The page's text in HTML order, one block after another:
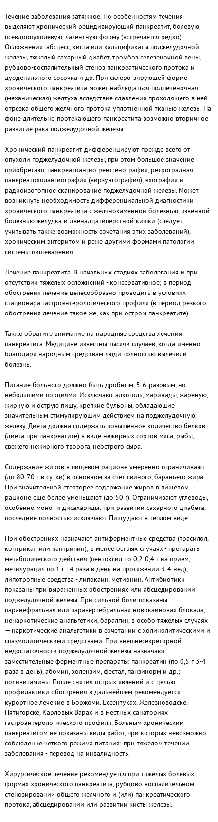
Течение заболевания затяжное. По особенностям течения
выделяют хронический рецидивирующий панкреатит, болевую,
псевдоопухолевую, латентную форму (встречается редко).
Осложнения: абсцесс, киста или кальцификаты поджелудочной
железы, тяжелый сахарный диабет, тромбоз селезеночной вены,
рубцово-воспалительный стеноз панкреатического протока и
дуоденального сосочка и др. При склеро-зирующей форме
хронического панкреатита может наблюдаться подпеченочная
(механическая) желтуха вследствие сдавления проходящего в ней
отрезка общего желчного протока уплотненной тканью железы. На
фоне длительно протекающего панкреатита возможно вторичное
развитие рака поджелудочной железы.
Хронический панкреатит дифференцируют прежде всего от
опухоли поджелудочной железы, при этом большое значение
приобретают панкреатоангио рентгенография, ретроградная
панкреатохолангиография (вирзунгография), эхография и
радиоизотопное сканирование поджелудочной железы. Может
возникнуть необходимость дифференциальной диагностики
хронического панкреатита с желчнокаменной болезнью, язвенной
болезнью желудка и двенадцатиперстной кишки (следует
учитывать также возможность сочетания этих заболеваний),
хроническим энтеритом и реже другими формами патологии
системы пищеварения.
Лечение панкреатита. В начальных стадиях заболевания и при
отсутствии тяжелых осложнений - консервативное; в период
обострения лечение целесообразно проводить в условиях
стационара гастроэнтерологического профиля (в период резкого
обострения лечение такое же, как при остром панкреатите).
Также обратите внимание на народные средства лечения
панкреатита. Медицине известны тысячи случаев, когда именно
благодаря народным средствам люди полностью вылечили
болезнь.
Питание больного должно быть дробным, 5-6-разовым, но
небольшими порциями. Исключают алкоголь, маринады, жареную,
жирную и острую пищу, крепкие бульоны, обладающие
значительным стимулирующим действием на поджелудочную
железу. Диета должна содержать повышенное количество белков
(диета при панкреатите) в виде нежирных сортов мяса, рыбы,
свежего нежирного творога, неострого сыра.
Содержание жиров в пищевом рационе умеренно ограничивают
(до 80-70 г в сутки) в основном за счет свиного, бараньего жира.
При значительной стеаторее содержание жиров в пищевом
рационе еще более уменьшают (до 50 г). Ограничивают углеводы,
особенно моно- и дисахариды; при развитии сахарного диабета,
последние полностью исключают. Пищу дают в теплом виде.
При обострениях назначают антиферментные средства (трасилол,
контрикал или пантрипин); в менее острых случаях - препараты
метаболического действия (пентоксил по 0,2-0,4 г на прием,
метилурацил по 1 г - 4 раза в день на протяжении 3-4 нед),
липотропные средства - липокаин, метионин. Антибиотики
показаны при выраженных обострениях или абсцедировании
поджелудочной железы. При сильной боли показаны
паранефральная или паравертебральная новокаиновая блокада,
ненаркотические анапьгетики, баралгин, в особо тяжелых случаях
— наркотические анальгетики в сочетании с холинолитическими и
спазмолитическими средствами. При внешнесекреторной
недостаточности поджелудочной железы назначают
заместительные ферментные препараты: панкреатин (по 0,5 г 3-4
раза в день), абомин, холензим, фестал, панзинорм и др.;
поливитамины. После снятия острых явлений и с целью
профилактики обострения в дальнейшем рекомендуется
курортное лечение в Боржоми, Ессентуках, Железноводске,
Пятигорске, Карловых Варах и в местных санаториях
гастроэнтерологического профиля. Больным хроническим
панкреатитом не показаны виды работ, при которых невозможно
соблюдение четкого режима питания; при тяжелом течении
заболевания - перевод на инвалидность.
Хирургическое лечение рекомендуется при тяжелых болевых
формах хронического панкреатита, рубцово-воспалительном
стенозировании общего желчного и (или) панкреатического
протока, абсцедировании или развитии кисты железы.